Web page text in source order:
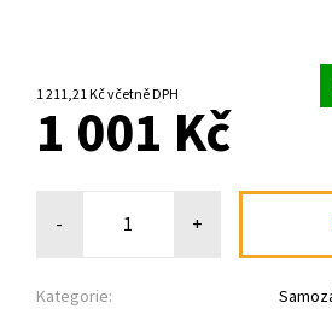
1 211,21 Kč včetně DPH
1 001 Kč
- +
Kategorie: